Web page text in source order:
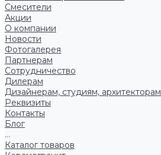
Смесители
Акции
О компании
Новости
Фотогалерея
Партнерам
Сотрудничество
Дилерам
Дизайнерам, студиям, архитекторам
Реквизиты
Контакты
Блог
...
Каталог товаров